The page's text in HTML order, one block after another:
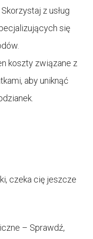
z usług
się
koszty związane z
aby uniknąć
czeka cię jeszcze
– Sprawdź,